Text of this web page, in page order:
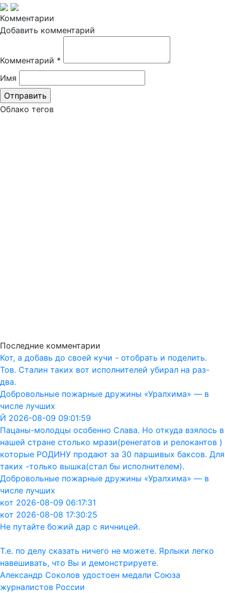
Комментарии
Добавить комментарий
Комментарий *
Имя
Облако тегов
Последние комментарии
Кот, а добавь до своей кучи - отобрать и поделить.
Тов. Сталин таких вот исполнителей убирал на раз-
два.
Добровольные пожарные дружины «Уралхима» — в
числе лучших
Й 2026-08-09 09:01:59
Пацаны-молодцы особенно Слава. Но откуда взялось в
нашей стране столько мрази(ренегатов и релокантов )
которые РОДИНУ продают за 30 паршивых баксов. Для
таких -только вышка(стал бы исполнителем).
Добровольные пожарные дружины «Уралхима» — в
числе лучших
кот 2026-08-09 06:17:31
кот 2026-08-08 17:30:25
Не путайте божий дар с яичницей.
Т.е. по делу сказать ничего не можете. Ярлыки легко
навешивать, что Вы и демонстрируете.
Александр Соколов удостоен медали Союза
журналистов России